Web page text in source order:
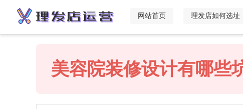
网站首页 理发店如何选址
美容院装修设计有哪些